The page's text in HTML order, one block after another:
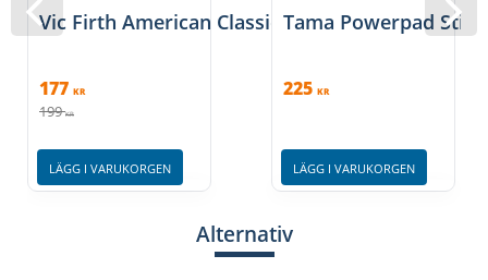
Vic Firth American Classic 5A Nylon
177 KR
199 KR
LÄGG I VARUKORGEN
Tama Powerpad
225 KR
LÄGG I VARUKORGEN
Alternativ